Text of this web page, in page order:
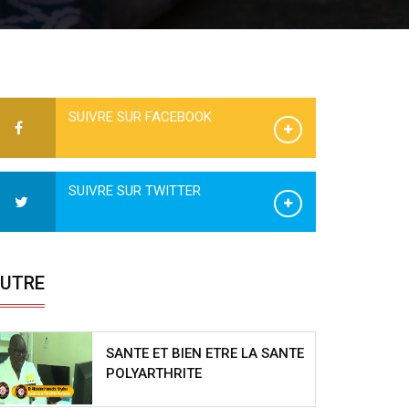
SUIVRE SUR FACEBOOK
SUIVRE SUR TWITTER
SANTE ET BIEN ETRE LA SANTE
POLYARTHRITE